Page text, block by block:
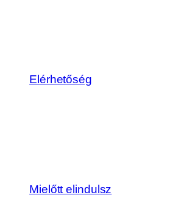
Elérhetőség
Mielőtt elindulsz